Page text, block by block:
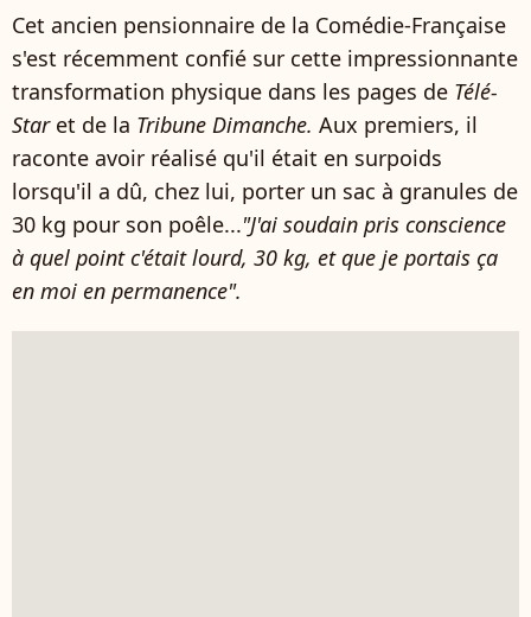
Cet ancien pensionnaire de la Comédie-Française
s'est récemment confié sur cette impressionnante
transformation physique dans les pages de Télé-
Star et de la Tribune Dimanche. Aux premiers, il
raconte avoir réalisé qu'il était en surpoids
lorsqu'il a dû, chez lui, porter un sac à granules de
30 kg pour son poêle..."J'ai soudain pris conscience
à quel point c'était lourd, 30 kg, et que je portais ça
en moi en permanence".